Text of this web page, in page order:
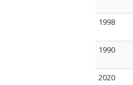
1998
1990
2020